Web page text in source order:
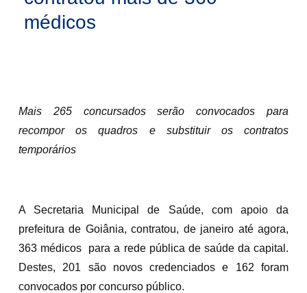
médicos
Mais 265 concursados serão convocados para
recompor os quadros e substituir os contratos
temporários
A Secretaria Municipal de Saúde, com apoio da
prefeitura de Goiânia, contratou, de janeiro até agora,
363 médicos para a rede pública de saúde da capital.
Destes, 201 são novos credenciados e 162 foram
convocados por concurso público.